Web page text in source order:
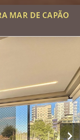
MAR DE CAPÃO